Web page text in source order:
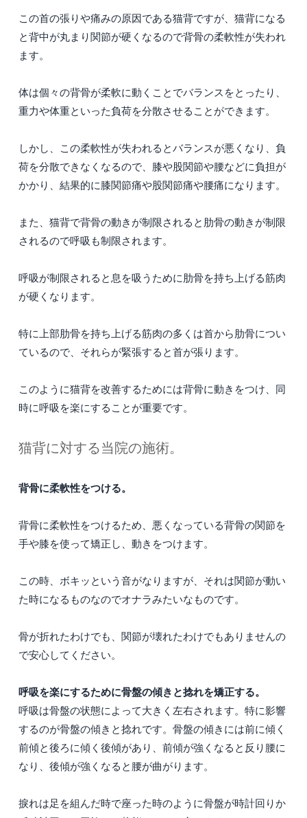
この首の張りや痛みの原因である猫背ですが、猫背になる
と背中が丸まり関節が硬くなるので背骨の柔軟性が失われ
ます。
体は個々の背骨が柔軟に動くことでバランスをとったり、
重力や体重といった負荷を分散させることができます。
しかし、この柔軟性が失われるとバランスが悪くなり、負
荷を分散できなくなるので、膝や股関節や腰などに負担が
かかり、結果的に膝関節痛や股関節痛や腰痛になります。
また、猫背で背骨の動きが制限されると肋骨の動きが制限
されるので呼吸も制限されます。
呼吸が制限されると息を吸うために肋骨を持ち上げる筋肉
が硬くなります。
特に上部肋骨を持ち上げる筋肉の多くは首から肋骨につい
ているので、それらが緊張すると首が張ります。
このように猫背を改善するためには背骨に動きをつけ、同
時に呼吸を楽にすることが重要です。
猫背に対する当院の施術。
背骨に柔軟性をつける。
背骨に柔軟性をつけるため、悪くなっている背骨の関節を
手や膝を使って矯正し、動きをつけます。
この時、ボキッという音がなりますが、それは関節が動い
た時になるものなのでオナラみたいなものです。
骨が折れたわけでも、関節が壊れたわけでもありませんの
で安心してください。
呼吸を楽にするために骨盤の傾きと捻れを矯正する。
呼吸は骨盤の状態によって大きく左右されます。特に影響
するのが骨盤の傾きと捻れです。骨盤の傾きには前に傾く
前傾と後ろに傾く後傾があり、前傾が強くなると反り腰に
なり、後傾が強くなると腰が曲がります。
捩れは足を組んだ時で座った時のように骨盤が時計回りか